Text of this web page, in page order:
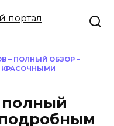
– ПОЛНЫЙ ОБЗОР –